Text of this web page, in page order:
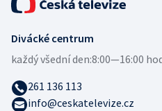
Divácké centrum
každý všední den:8:00—16:00
261 136 113
info@ceskatelevize.cz